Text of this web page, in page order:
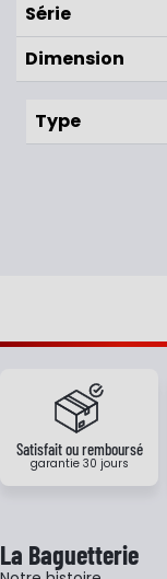
Série
Dimension
Type
Satisfait ou remboursé
garantie 30 jours
La Baguetterie